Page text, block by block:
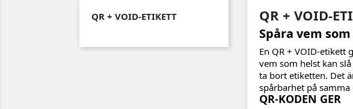
QR + VOID-ETIKETT QR + VOID-
Spåra vem
En QR + VOID-
vem som helst kan
ta bort etiketten. Det
spårbarhet på samma
QR-KODEN GER